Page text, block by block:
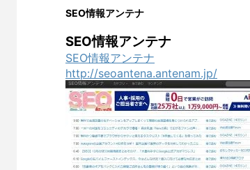
SEO情報アンテナ
SEO情報アンテナ
SEO情報アンテナ
http://seoantena.antenam.jp/